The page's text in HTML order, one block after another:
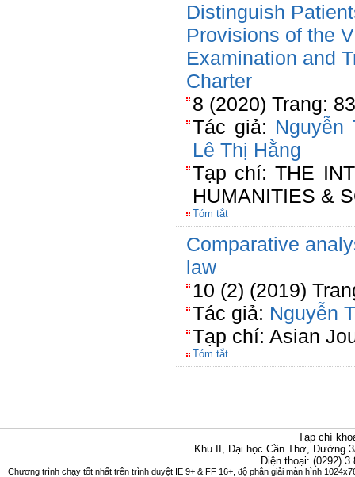
Distinguish
Provisions of the
Examination and
Charter
8 (2020) Trang:
Tác giả: Nguyễn
Lê Thị Hằng
Tạp chí: THE
HUMANITIES &
Tóm tắt
Comparative
law
10 (2) (2019)
Tác giả: Nguyễn
Tạp chí: Asian
Tóm tắt
Tạp chí
Khu II, Đại học Cần Thơ, Đường
Điện thoại: (0292)
Chương trình chạy tốt nhất trên trình duyệt IE 9+ & FF 16+, độ phân giải màn hình